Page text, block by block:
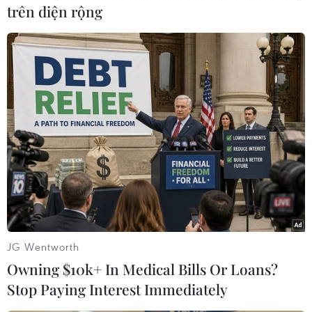
mà học, các em cảm thấy tự tin , mạnh dạn hơn
khi tham gia cáchoạt động học tập.
Chương trình đã phát huy được khả năng tư duy
của học sinh, giúp học sinh nắmchắc được cấu
tạo ngữ âm của tiếng nên đều đọc được và đọc
tốt, qua thời giannghỉ hè không quên chữ . Học
sinh có thể nắm chắc được luật chính tả và có
kỹnăng nghe để viết chính tả tốt.
Một điểm khác với phương pháp dạy học trước
đây, khi áp dụng phương pháp dạy họcTiếng
Việt lớp 1 theo công nghệ giáo dục, các giáo
viên không phải cầm tay giúphọc sinh tập viết,
mà mỗi học sinh sẽ tự tư duy bài giảng. Quy
trình giảng dạycủa các giáo viên sẽ được tiến
trên diện rộng
JG Wentworth
Owning $10k+ In Medical Bills Or Loans?
Stop Paying Interest Immediately